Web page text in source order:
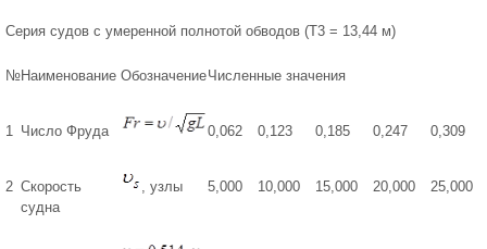
Серия судов с умеренной полнотой обводов (Т3 = 13,44 м)
№Наименование ОбозначениеЧисленные значения
1 Число Фруда 0,062 0,123 0,185 0,247 0,309
2 Скорость
судна
, узлы 5,000 10,000 15,000 20,000 25,000